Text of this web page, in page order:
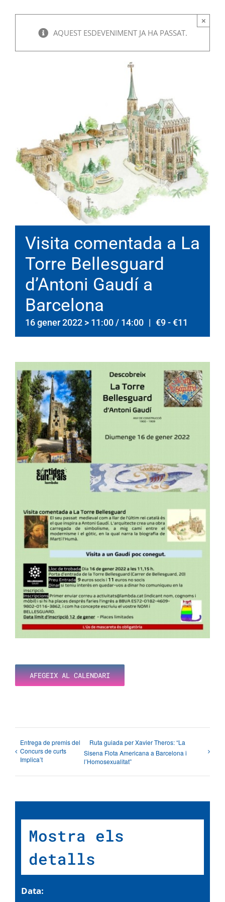
AQUEST ESDEVENIMENT JA HA PASSAT.
×
Visita comentada a La
Torre Bellesguard
d’Antoni Gaudí a
Barcelona
16 gener 2022 > 11:00/ 14:00 | €9 - €11
AFEGEIX AL CALENDARI
Entrega de premis del
Concurs de curts
Implica’t
Ruta guiada per Xavier Theros: “La
Sisena Flota Americana a Barcelona i
l’Homosexualitat”
Mostra els
detalls
Data: